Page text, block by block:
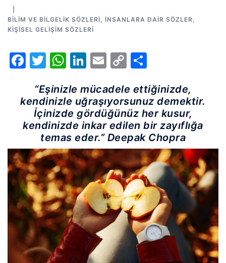
BILIM VE BILGELIK SÖZLERI İNSANLARA DAIR SÖZLER
KIŞISEL GELIŞIM SÖZLERI
Facebook
Twitter
WhatsApp
LinkedIn
Email
Copy
“Eşinizle mücadele ettiğinizde,
kendinizle uğraşıyorsunuz demektir.
İçinizde gördüğünüz her kusur,
kendinizde inkar edilen bir zayıflığa
temas eder.” Deepak Chopra